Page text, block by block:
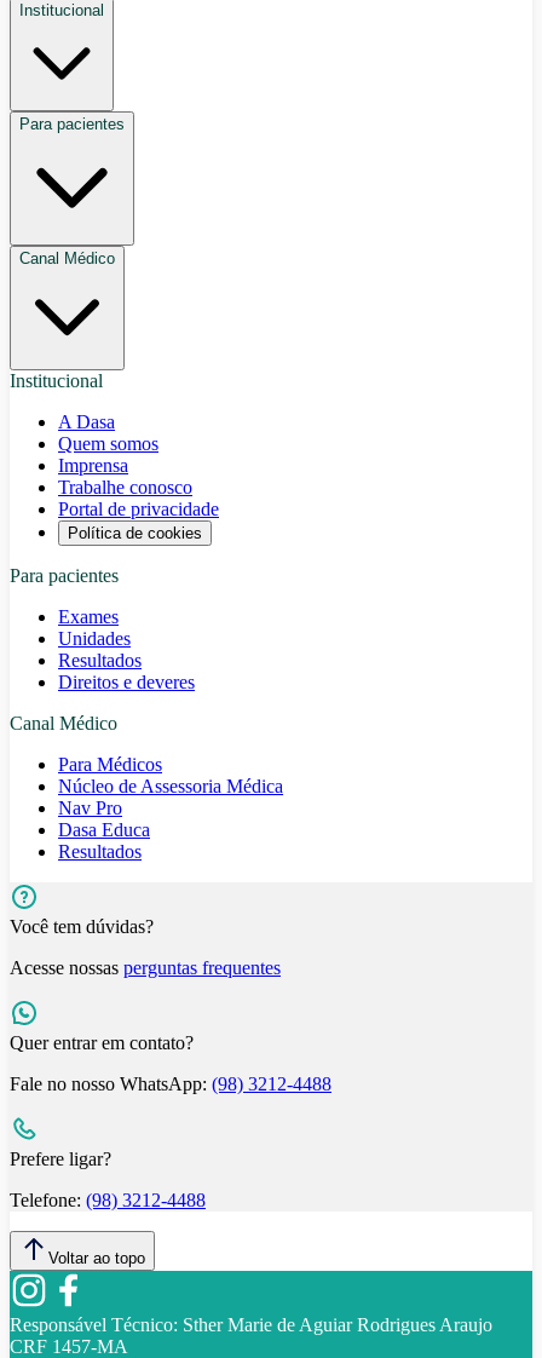
Institucional
Para pacientes
Canal Médico
Institucional
A Dasa
Quem somos
Imprensa
Trabalhe conosco
Portal de privacidade
Política de cookies
Para pacientes
Exames
Unidades
Resultados
Direitos e deveres
Canal Médico
Para Médicos
Núcleo de Assessoria Médica
Nav Pro
Dasa Educa
Resultados
Você tem dúvidas?
Acesse nossas perguntas frequentes
Quer entrar em contato?
Fale no nosso WhatsApp: (98) 3212-4488
Prefere ligar?
Telefone: (98) 3212-4488
Voltar ao topo
Responsável Técnico: Sther Marie de Aguiar Rodrigues Araujo
CRF 1457-MA